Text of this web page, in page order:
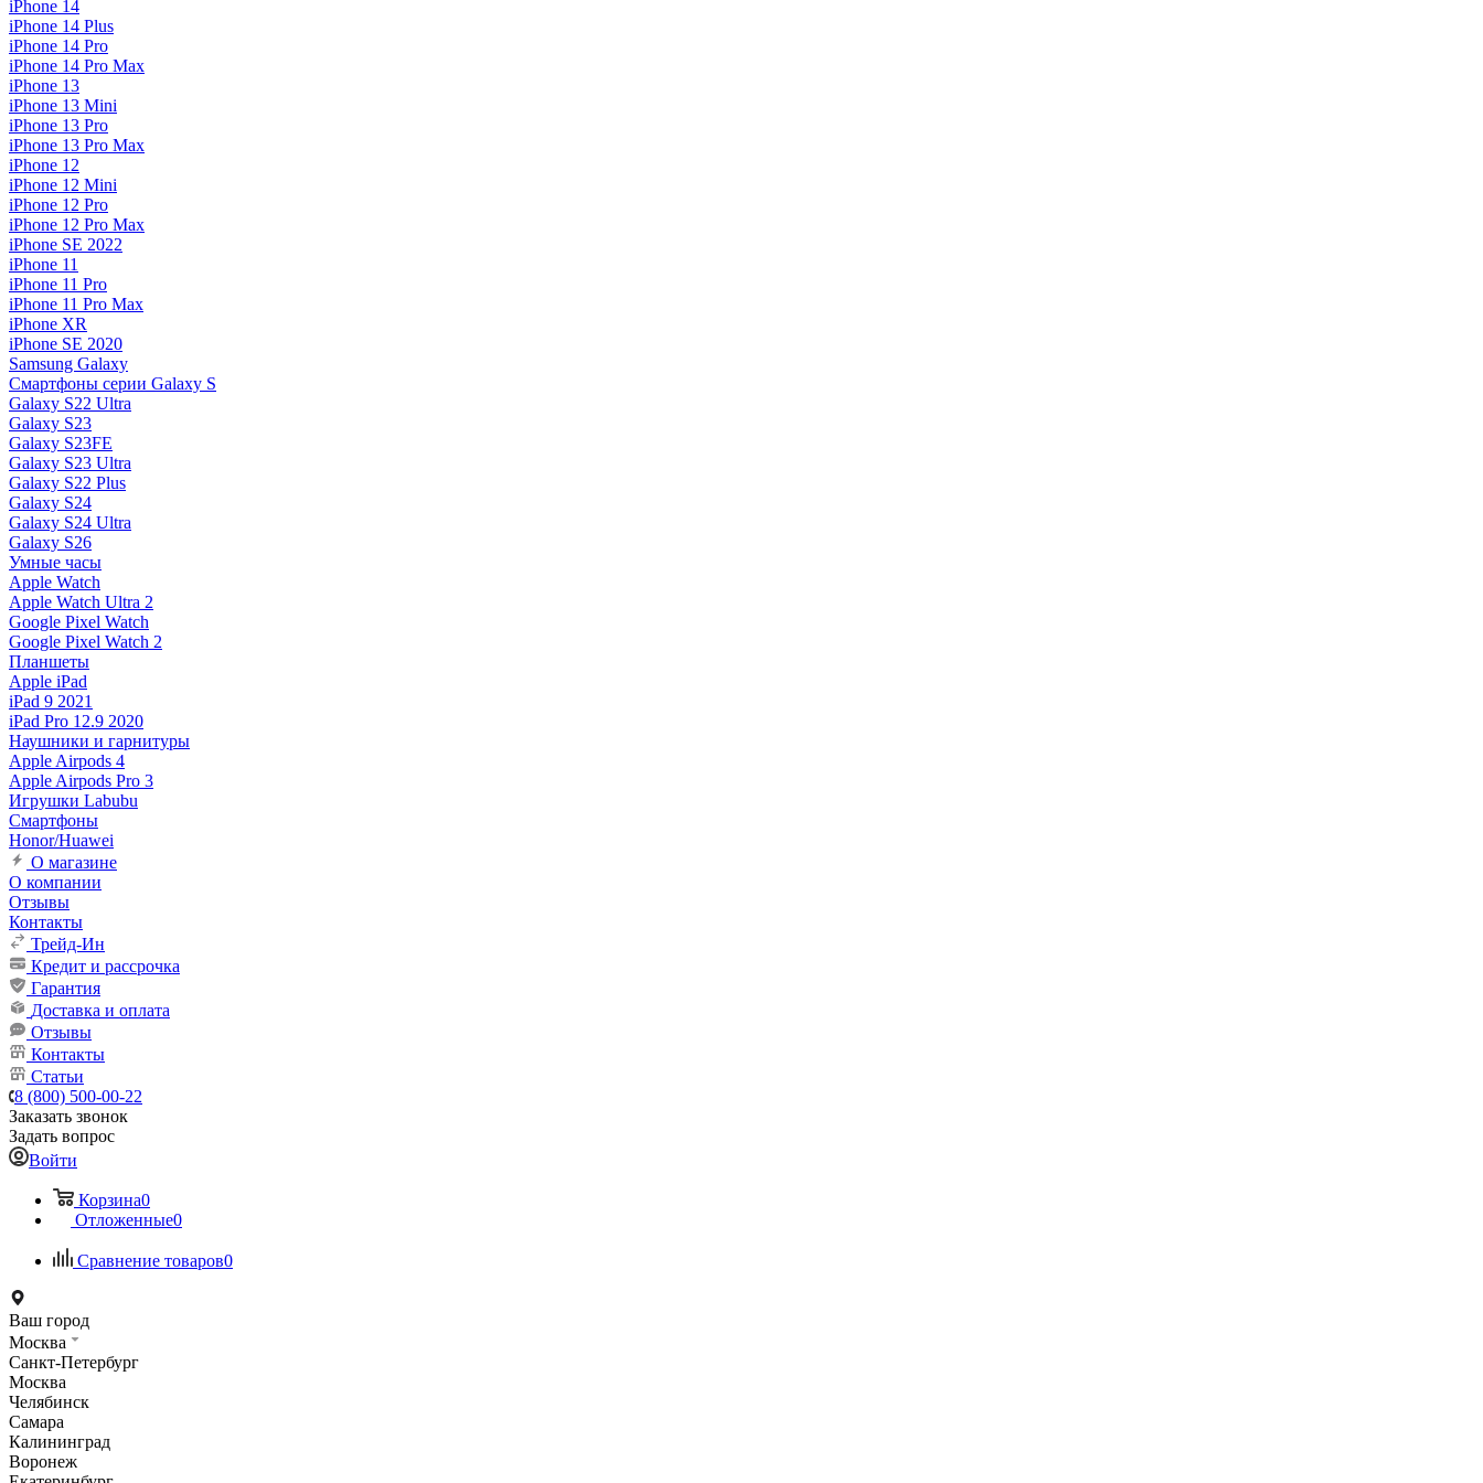
iPhone 14
iPhone 14 Plus
iPhone 14 Pro
iPhone 14 Pro Max
iPhone 13
iPhone 13 Mini
iPhone 13 Pro
iPhone 13 Pro Max
iPhone 12
iPhone 12 Mini
iPhone 12 Pro
iPhone 12 Pro Max
iPhone SE 2022
iPhone 11
iPhone 11 Pro
iPhone 11 Pro Max
iPhone XR
iPhone SE 2020
Samsung Galaxy
Смартфоны серии Galaxy S
Galaxy S22 Ultra
Galaxy S23
Galaxy S23FE
Galaxy S23 Ultra
Galaxy S22 Plus
Galaxy S24
Galaxy S24 Ultra
Galaxy S26
Умные часы
Apple Watch
Apple Watch Ultra 2
Google Pixel Watch
Google Pixel Watch 2
Планшеты
Apple iPad
iPad 9 2021
iPad Pro 12.9 2020
Наушники и гарнитуры
Apple Airpods 4
Apple Airpods Pro 3
Игрушки Labubu
Смартфоны
Honor/Huawei
О магазине
О компании
Отзывы
Контакты
Трейд-Ин
Кредит и рассрочка
Гарантия
Доставка и оплата
Отзывы
Контакты
Статьи
8 (800) 500-00-22
Заказать звонок
Задать вопрос
Войти
Корзина0
Отложенные0
Сравнение товаров0
Ваш город
Москва
Санкт-Петербург
Москва
Челябинск
Самара
Калининград
Воронеж